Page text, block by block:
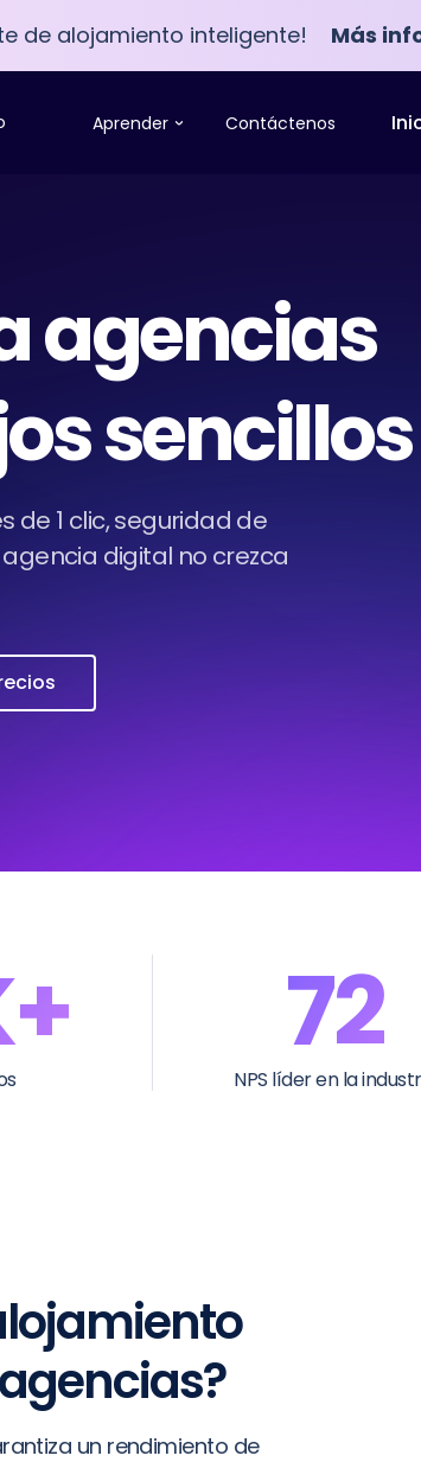
de alojamiento inteligente! Más
Aprender Contáctenos
agencias
sencillos
de 1 clic, seguridad de
digital no crezca
72
NPS líder en la
un rendimiento de